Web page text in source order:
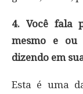
4. Você fala
mesmo e ou
dizendo em
Esta é uma